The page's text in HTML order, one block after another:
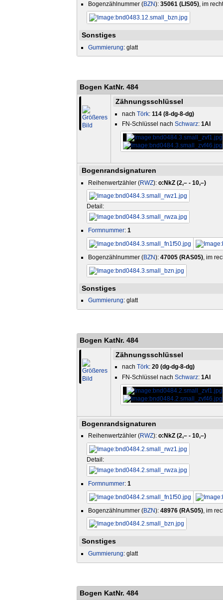
Bogenzählnummer (BZN): 35061 (LIS05), im
Sonstiges
Gummierung: glatt
Bogen KatNr. 484
Zähnungsschlüssel
nach Törk: 114 (8-dg-8-dg)
FN-Schlüssel nach Schwarz: 1Al
Bogenrandsignaturen
Reihenwertzähler (RWZ): o:NkZ (2,– - 10,–)
Detail:
Formnummer: 1
Bogenzählnummer (BZN): 47005 (RAS05), im
Sonstiges
Gummierung: glatt
Bogen KatNr. 484
Zähnungsschlüssel
nach Törk: 20 (dg-dg-8-dg)
FN-Schlüssel nach Schwarz: 1Al
Bogenrandsignaturen
Reihenwertzähler (RWZ): o:NkZ (2,– - 10,–)
Detail:
Formnummer: 1
Bogenzählnummer (BZN): 48976 (RAS05), im
Sonstiges
Gummierung: glatt
Bogen KatNr. 484